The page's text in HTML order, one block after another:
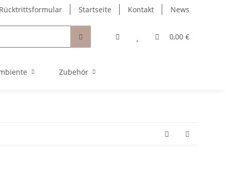
Rücktrittsformular Startseite Kontakt News
0,00 €
Zubehör